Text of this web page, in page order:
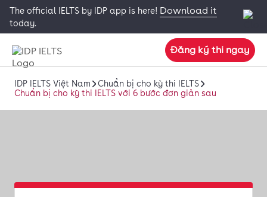
The official IELTS by IDP app is here! Download it
today.
Đăng ký thi ngay
IDP IELTS Việt Nam
Chuẩn bị cho kỳ thi IELTS
Chuẩn bị cho kỳ thi IELTS với 6 bước đơn giản sau